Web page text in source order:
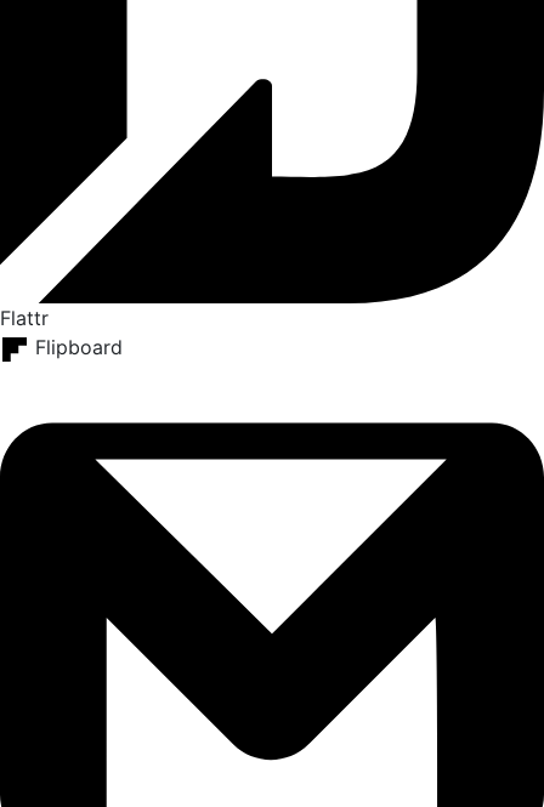
Flattr
Flipboard